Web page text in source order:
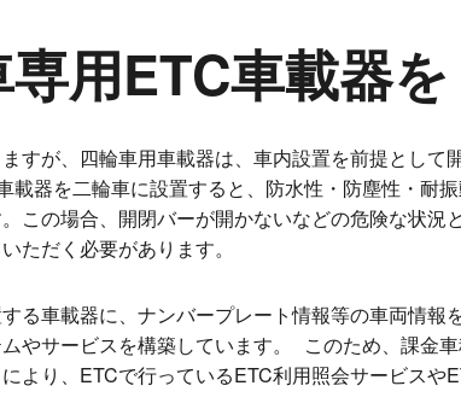
用ETC車載器を
すが、四輪車用車載器は、車内設置を前提として
器を二輪車に設置すると、防水性・防塵性・耐
この場合、開閉バーが開かないなどの危険な状況
ただく必要があります。
る車載器に、ナンバープレート情報等の車両情報
やサービスを構築しています。 このため、課金
より、ETCで行っているETC利用照会サービスや